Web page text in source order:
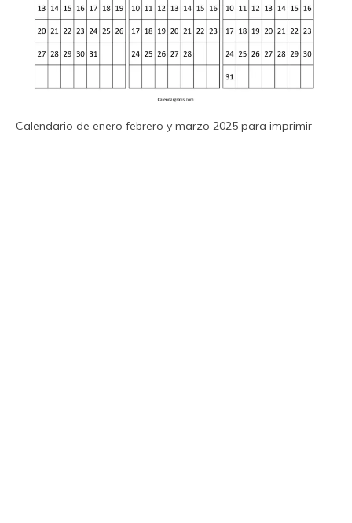
Calendario de enero febrero y marzo 2025 para imprimir